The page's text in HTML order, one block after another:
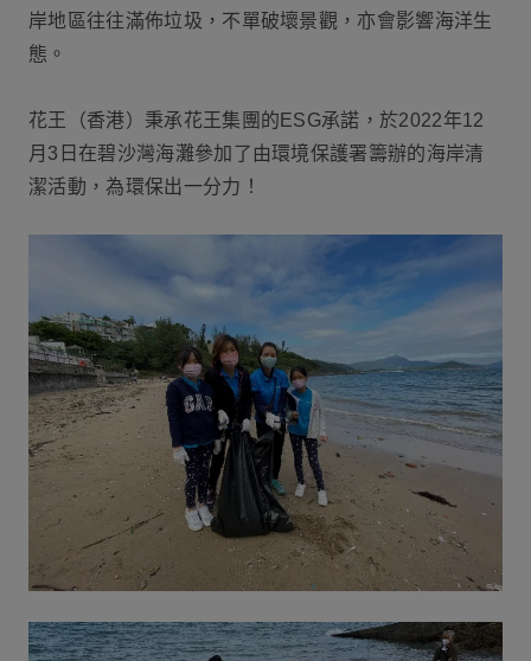
岸地區往往滿佈垃圾，不單破壞景觀，亦會影響海洋生
態。
花王（香港）秉承花王集團的ESG承諾，於2022年12
月3日在碧沙灣海灘參加了由環境保護署籌辦的海岸清
潔活動，為環保出一分力！